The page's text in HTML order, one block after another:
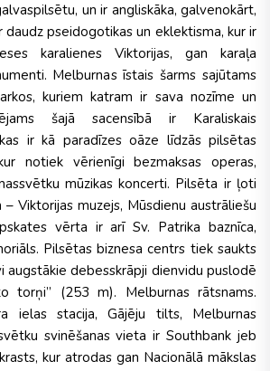
un ir angliskāka, galvenokārt,
daudz pseidogotikas un eklektisma, kur ir
karalienes Viktorijas, gan karaļa
Melburnas īstais šarms sajūtams
kuriem katram ir sava nozīme un
šajā sacensībā ir Karaliskais
ir kā paradīzes oāze līdzās pilsētas
notiek vērienīgi bezmaksas operas,
mūzikas koncerti. Pilsēta ir ļoti
Viktorijas muzejs, Mūsdienu austrāliešu
vērta ir arī Sv. Patrika baznīca,
Pilsētas biznesa centrs tiek saukts
augstākie debesskrāpji dienvidu puslodē
torņi” (253 m). Melburnas rātsnams.
ielas stacija, Gājēju tilts, Melburnas
svinēšanas vieta ir Southbank jeb
kur atrodas gan Nacionālā mākslas